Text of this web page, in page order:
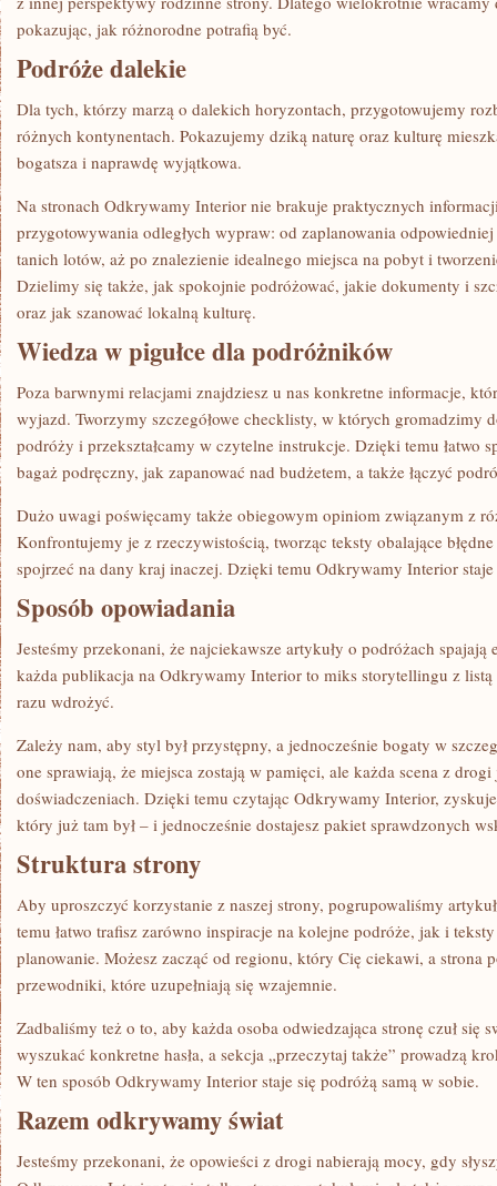
pokazując, jak różnorodne potrafią być.
Podróże dalekie
Dla tych, którzy marzą o dalekich horyzontach, przygotowujemy
różnych kontynentach. Pokazujemy dziką naturę oraz kulturę
bogatsza i naprawdę wyjątkowa.
Na stronach Odkrywamy Interior nie brakuje praktycznych
przygotowywania odległych wypraw: od zaplanowania
tanich lotów, aż po znalezienie idealnego miejsca na pobyt i
Dzielimy się także, jak spokojnie podróżować, jakie dokumenty i
oraz jak szanować lokalną kulturę.
Wiedza w pigułce dla podróżników
Poza barwnymi relacjami znajdziesz u nas konkretne informacje,
wyjazd. Tworzymy szczegółowe checklisty, w których gromadzimy
podróży i przekształcamy w czytelne instrukcje. Dzięki temu łatwo
bagaż podręczny, jak zapanować nad budżetem, a także łączyć
Dużo uwagi poświęcamy także obiegowym opiniom związanym z
Konfrontujemy je z rzeczywistością, tworząc teksty obalające
spojrzeć na dany kraj inaczej. Dzięki temu Odkrywamy Interior
Sposób opowiadania
Jesteśmy przekonani, że najciekawsze artykuły o podróżach
każda publikacja na Odkrywamy Interior to miks storytellingu z
razu wdrożyć.
Zależy nam, aby styl był przystępny, a jednocześnie bogaty w
one sprawiają, że miejsca zostają w pamięci, ale każda scena z
doświadczeniach. Dzięki temu czytając Odkrywamy Interior,
który już tam był – i jednocześnie dostajesz pakiet sprawdzonych
Struktura strony
Aby uproszczyć korzystanie z naszej strony, pogrupowaliśmy
temu łatwo trafisz zarówno inspiracje na kolejne podróże, jak i
planowanie. Możesz zacząć od regionu, który Cię ciekawi, a strona
przewodniki, które uzupełniają się wzajemnie.
Zadbaliśmy też o to, aby każda osoba odwiedzająca stronę czuł się
wyszukać konkretne hasła, a sekcja „przeczytaj także” prowadzą
W ten sposób Odkrywamy Interior staje się podróżą samą w sobie.
Razem odkrywamy świat
Jesteśmy przekonani, że opowieści z drogi nabierają mocy, gdy